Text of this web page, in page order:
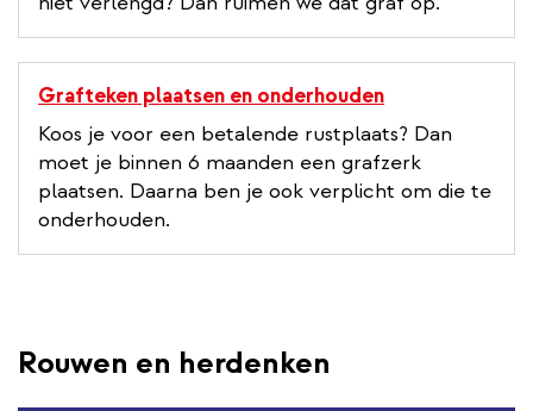
Grafteken plaatsen en onderhouden
Koos je voor een betalende rustplaats? Dan
moet je binnen 6 maanden een grafzerk
plaatsen. Daarna ben je ook verplicht om die te
onderhouden.
Rouwen en herdenken